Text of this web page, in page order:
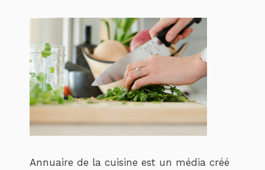
Annuaire de la cuisine est un média créé